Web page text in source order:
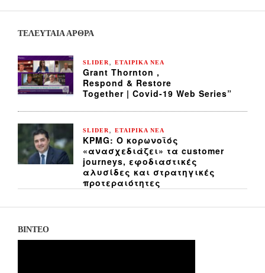
ΤΕΛΕΥΤΑΙΑ ΆΡΘΡΑ
SLIDER ΕΤΑΙΡΙΚΑ ΝΕΑ
Grant Thornton ,
Respond & Restore
Together | Covid-19 Web Series”
SLIDER ΕΤΑΙΡΙΚΑ ΝΕΑ
KPMG: Ο κορωνοϊός
«ανασχεδιάζει» τα customer
journeys, εφοδιαστικές
αλυσίδες και στρατηγικές
προτεραιότητες
ΒΙΝΤΕΟ